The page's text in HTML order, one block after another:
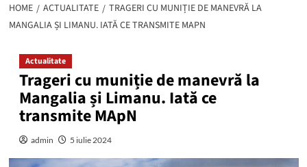
HOME ACTUALITATE
TRAGERI CU MUNIȚIE DE MANEVRĂ LA
MANGALIA ȘI LIMANU. IATĂ CE TRANSMITE MAPN
Actualitate
Trageri cu muniție de manevră la
Mangalia și Limanu. Iată ce
transmite MApN
admin 5 iulie 2024